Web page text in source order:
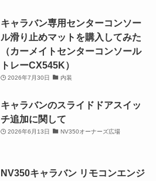
キャラバン専用センターコンソー
ル滑り止めマットを購入してみた
（カーメイトセンターコンソール
トレーCX545K）
2026年7月30日 内装
キャラバンのスライドドアスイッ
チ追加に関して
2026年6月13日 NV350オーナーズ広場
NV350キャラバン リモコンエンジ